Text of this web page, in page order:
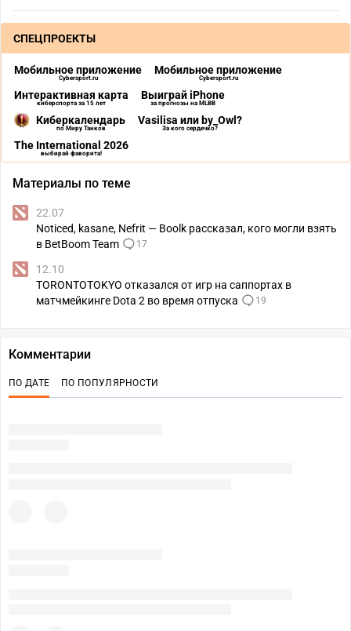
СПЕЦПРОЕКТЫ
Мобильное приложение
Cybersport.ru
Мобильное приложение
Cybersport.ru
Интерактивная карта
киберспорта за 15 лет
Выиграй iPhone
за прогнозы на MLBB
Киберкалендарь
по Миру Танков
Vasilisa или by_Owl?
За кого сердечко?
The International 2026
выбирай фаворита!
Материалы по теме
22.07
Noticed, kasane, Nefrit — Boolk рассказал, кого могли взять
в BetBoom Team
17
12.10
TORONTOTOKYO отказался от игр на саппортах в
матчмейкинге Dota 2 во время отпуска
19
Комментарии
ПО ДАТЕ ПО ПОПУЛЯРНОСТИ